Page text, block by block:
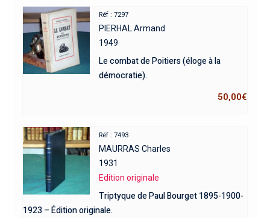
Réf : 7297
PIERHAL Armand
1949
Le combat de Poitiers (éloge à la
démocratie).
50,00€
Réf : 7493
MAURRAS Charles
1931
Edition originale
Triptyque de Paul Bourget 1895-1900-
1923 – Édition originale.